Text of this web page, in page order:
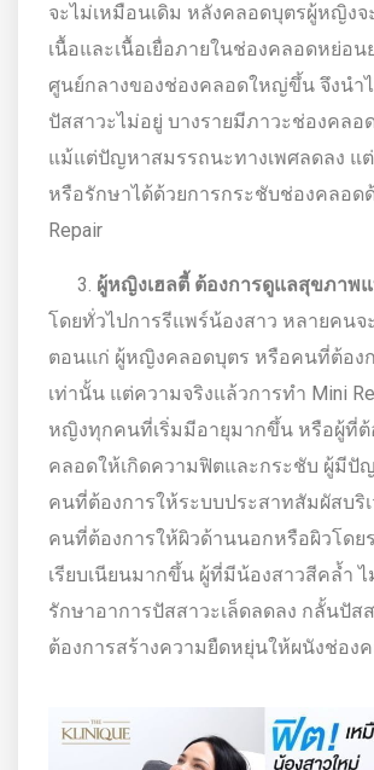
จะไม่เหมือนเดิม หลังคลอดบุตรผู้หญิง
เนื้อและเนื้อเยื่อภายในช่องคลอดหย่อ
ศูนย์กลางของช่องคลอดใหญ่ขึ้น จึงนำ
ปัสสาวะไม่อยู่ บางรายมีภาวะช่องคลอ
แม้แต่ปัญหาสมรรถนะทางเพศลดลง แ
หรือรักษาได้ด้วยการกระชับช่องคลอด
Repair
ผู้หญิงเฮลตี้ ต้องการดูแลสุขภาพ
โดยทั่วไปการรีแพร์น้องสาว หลายคนจ
ตอนแก่ ผู้หญิงคลอดบุตร หรือคนที่ต้อง
เท่านั้น แต่ความจริงแล้วการทำ Mini
หญิงทุกคนที่เริ่มมีอายุมากขึ้น หรือผู้ที่ต้
คลอดให้เกิดความฟิตและกระชับ ผู้มีปั
คนที่ต้องการให้ระบบประสาทสัมผัสบ
คนที่ต้องการให้ผิวด้านนอกหรือผิวโดย
เรียบเนียนมากขึ้น ผู้ที่มีน้องสาวสีคล้ำ ไ
รักษาอาการปัสสาวะเล็ดลดลง กลั้นปัส
ต้องการสร้างความยืดหยุ่นให้ผนังช่อง